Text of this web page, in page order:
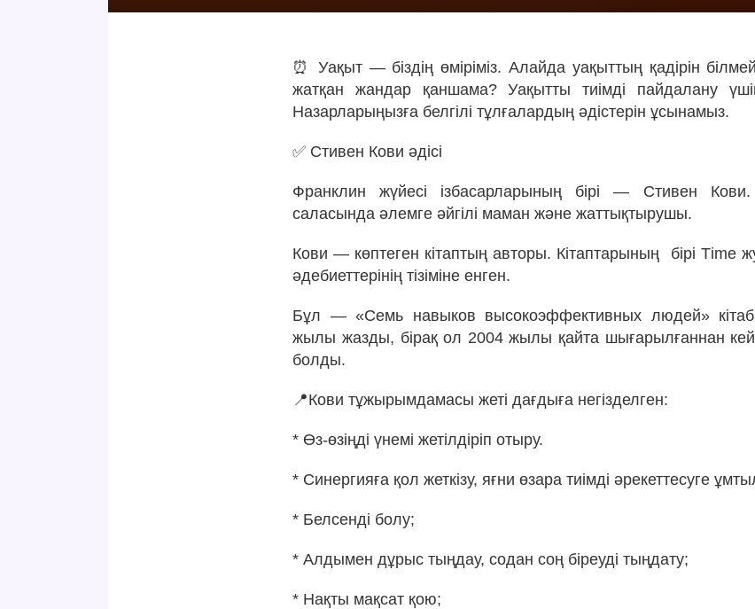
⏰ Уақыт — біздің өміріміз. Алайда уақыттың қадірін
жатқан жандар қаншама? Уақытты тиімді пайдалану
Назарларыңызға белгілі тұлғалардың әдістерін ұсынамыз.
✅ Стивен Кови әдісі
Франклин жүйесі ізбасарларының бірі — Стивен
саласында әлемге әйгілі маман және жаттықтырушы.
Кови — көптеген кітаптың авторы. Кітаптарының бірі Тime
әдебиеттерінің тізіміне енген.
Бұл — «Семь навыков высокоэффективных людей»
жылы жазды, бірақ ол 2004 жылы қайта шығарылғаннан
болды.
📍Кови тұжырымдамасы жеті дағдыға негізделген:
* Өз-өзіңді үнемі жетілдіріп отыру.
* Синергияға қол жеткізу, яғни өзара тиімді әрекеттесуге
* Белсенді болу;
* Алдымен дұрыс тыңдау, содан соң біреуді тыңдату;
* Нақты мақсат қою;